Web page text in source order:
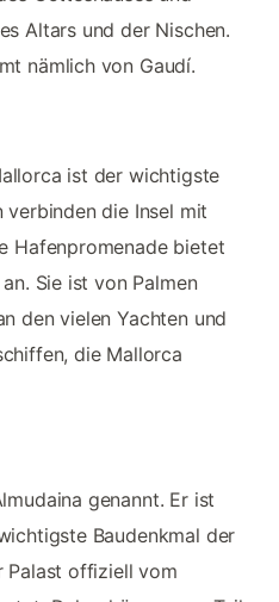
Altars und der Nischen.
nämlich von Gaudí.
ist der wichtigste
verbinden die Insel mit
Hafenpromenade bietet
Sie ist von Palmen
den vielen Yachten und
die Mallorca
genannt. Er ist
Baudenkmal der
Palast offiziell vom